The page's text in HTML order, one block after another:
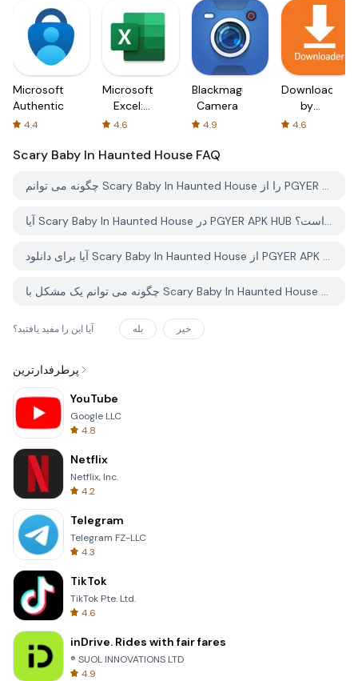
Microsoft
Authenticator
4.4
Microsoft
Excel:
Spreadsheets
4.6
Blackmagic
Camera
4.9
Downloader
by
AFTVnews
4.6
Scary Baby In Haunted House FAQ
چگونه می توانم Scary Baby In Haunted House را از PGYER APK HUB دانلود کنم؟
آیا Scary Baby In Haunted House در PGYER APK HUB رایگان برای دانلود است؟
آیا برای دانلود Scary Baby In Haunted House از PGYER APK HUB نیاز به حساب کاربری دارم؟
چگونه می توانم یک مشکل با Scary Baby In Haunted House در PGYER APK HUB گزارش دهم؟
آیا این را مفید یافتید؟ بله خیر
پرطرفدارترین
YouTube
Google LLC
4.8
Netflix
Netflix, Inc.
4.2
Telegram
Telegram FZ-LLC
4.3
TikTok
TikTok Pte. Ltd.
4.6
inDrive. Rides with fair fares
® SUOL INNOVATIONS LTD
4.9